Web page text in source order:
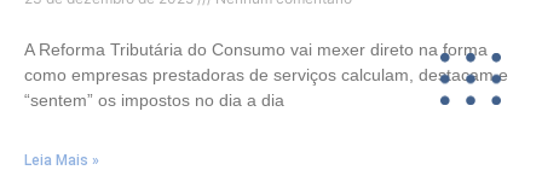
A Reforma Tributária do Consumo vai mexer direto na forma
como empresas prestadoras de serviços calculam, destacam e
“sentem” os impostos no dia a dia
Leia Mais »